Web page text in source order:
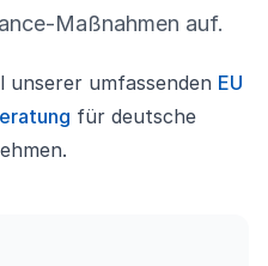
Maßnahmen auf.
unserer umfassenden EU
für deutsche